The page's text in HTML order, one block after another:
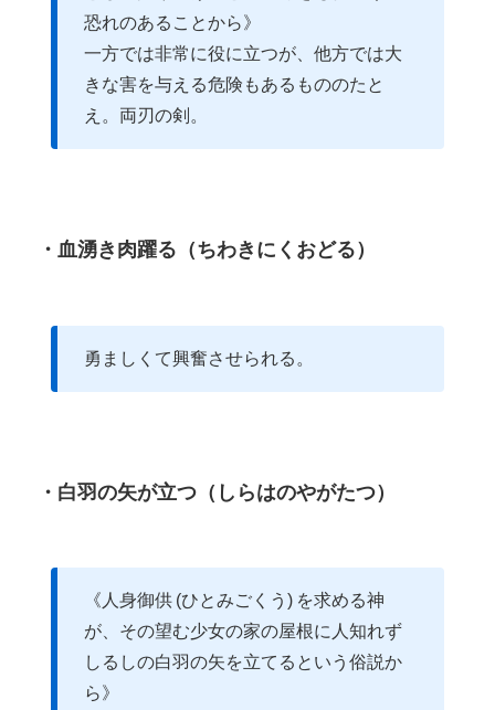
恐れのあることから》
一方では非常に役に立つが、他方では大
きな害を与える危険もあるもののたと
え。両刃の剣。
・血湧き肉躍る（ちわきにくおどる）
勇ましくて興奮させられる。
・白羽の矢が立つ（しらはのやがたつ）
《人身御供 (ひとみごくう) を求める神
が、その望む少女の家の屋根に人知れず
しるしの白羽の矢を立てるという俗説か
ら》